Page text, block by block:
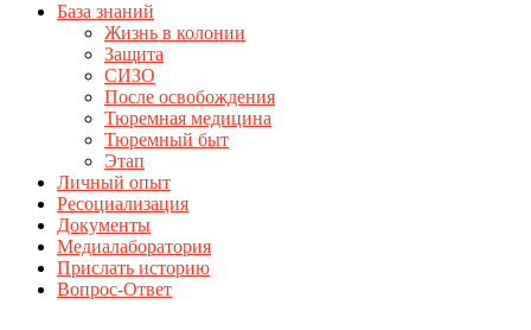
База знаний
Жизнь в колонии
Защита
СИЗО
После освобождения
Тюремная медицина
Тюремный быт
Этап
Личный опыт
Ресоциализация
Документы
Медиалаборатория
Прислать историю
Вопрос-Ответ